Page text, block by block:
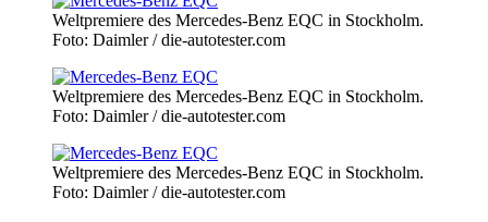
Weltpremiere des Mercedes-Benz EQC in Stockholm.
Foto: Daimler / die-autotester.com
Weltpremiere des Mercedes-Benz EQC in Stockholm.
Foto: Daimler / die-autotester.com
Weltpremiere des Mercedes-Benz EQC in Stockholm.
Foto: Daimler / die-autotester.com